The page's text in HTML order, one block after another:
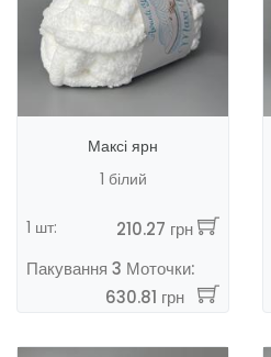
Максі ярн
1 білий
1 шт:
210.27 грн
Пакування 3 Моточки:
630.81 грн